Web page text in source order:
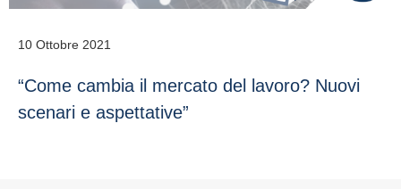
10 Ottobre 2021
“Come cambia il mercato del lavoro? Nuovi
scenari e aspettative”